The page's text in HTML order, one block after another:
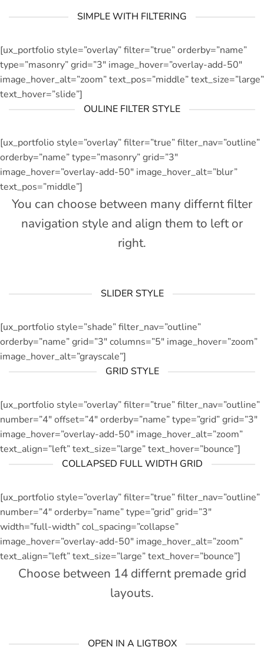
SIMPLE WITH FILTERING
[ux_portfolio style=”overlay” filter=”true” orderby=”name”
type=”masonry” grid=”3″ image_hover=”overlay-add-50″
image_hover_alt=”zoom” text_pos=”middle” text_size=”large”
text_hover=”slide”]
OULINE FILTER STYLE
[ux_portfolio style=”overlay” filter=”true” filter_nav=”outline”
orderby=”name” type=”masonry” grid=”3″
image_hover=”overlay-add-50″ image_hover_alt=”blur”
text_pos=”middle”]
You can choose between many differnt filter
navigation style and align them to left or
right.
SLIDER STYLE
[ux_portfolio style=”shade” filter_nav=”outline”
orderby=”name” grid=”3″ columns=”5″ image_hover=”zoom”
image_hover_alt=”grayscale”]
GRID STYLE
[ux_portfolio style=”overlay” filter=”true” filter_nav=”outline”
number=”4″ offset=”4″ orderby=”name” type=”grid” grid=”3″
image_hover=”overlay-add-50″ image_hover_alt=”zoom”
text_align=”left” text_size=”large” text_hover=”bounce”]
COLLAPSED FULL WIDTH GRID
[ux_portfolio style=”overlay” filter=”true” filter_nav=”outline”
number=”4″ orderby=”name” type=”grid” grid=”3″
width=”full-width” col_spacing=”collapse”
image_hover=”overlay-add-50″ image_hover_alt=”zoom”
text_align=”left” text_size=”large” text_hover=”bounce”]
Choose between 14 differnt premade grid
layouts.
OPEN IN A LIGTBOX